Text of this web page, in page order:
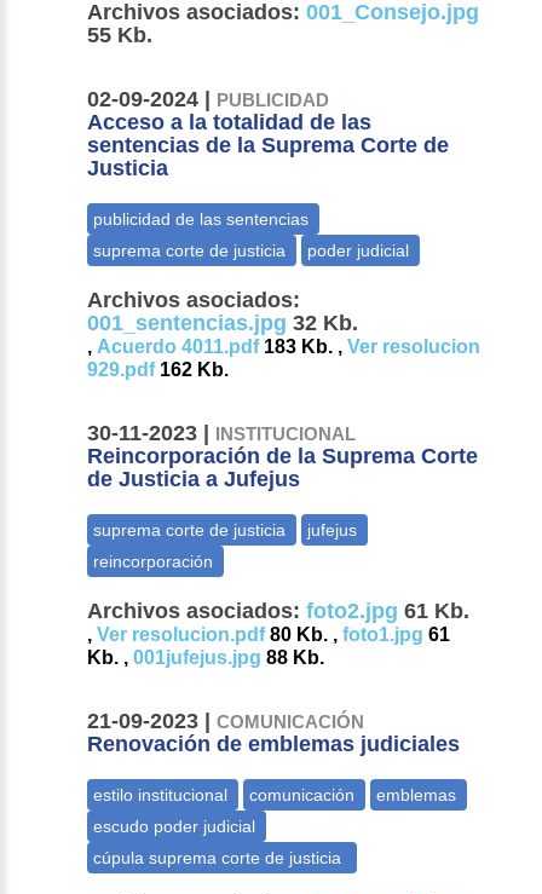
Archivos asociados: 001_Consejo.jpg
55 Kb.
02-09-2024 | PUBLICIDAD
Acceso a la totalidad de las
sentencias de la Suprema Corte de
Justicia
Archivos asociados:
001_sentencias.jpg 32 Kb.
, Acuerdo 4011.pdf183 Kb. ,Ver resolucion
929.pdf162 Kb.
30-11-2023 | INSTITUCIONAL
Reincorporación de la Suprema Corte
de Justicia a Jufejus
Archivos asociados: foto2.jpg 61 Kb.
,Ver resolucion.pdf80 Kb. ,foto1.jpg 61
Kb. ,001jufejus.jpg 88 Kb.
21-09-2023 |COMUNICACIÓN
Renovación de emblemas judiciales